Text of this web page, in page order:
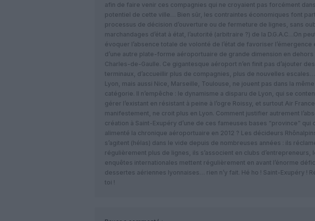
afin de faire venir ces compagnies qui ne croyaient pas forcément
potentiel de cette ville… Bien sûr, les contraintes économiques font
processus de décision d’ouverture ou de fermeture de lignes, sans
marchandages d’état à état, l’autorité (arbitraire ?) de la D.G.A.C…On
évoquer l’absence totale de volonté de l’état de favoriser l’émergence
d’une autre plate-forme aéroportuaire de grande dimension en dehors
Charles-de-Gaulle. Ce gigantesque aéroport n’en finit pas d’ajouter des
terminaux, d’accueillir plus de compagnies, plus de nouvelles escales…
Lyon, mais aussi Nice, Marseille, Toulouse, ne jouent pas dans la même
catégorie. Il n’empêche : le dynamisme a disparu de Lyon, qui se
gérer l’existant en résistant à peine à l’ogre Roissy, et surtout Air France
manifestement, ne croit plus en Lyon. Comment justifier autrement
création à Saint-Exupéry d’une de ces fameuses bases “province” qui
alimenté la chronique aéroportuaire en 2012 ? Les décideurs
s’agitent (hélas) dans le vide depuis de nombreuses années : ils
régulièrement plus de lignes, ils s’associent en clubs d’entrepreneurs,
enquêtes internationales mettent régulièrement en avant l’énorme
dessertes aériennes lyonnaises… rien n’y fait. Hé ho ! Saint-Exupéry !
toi !